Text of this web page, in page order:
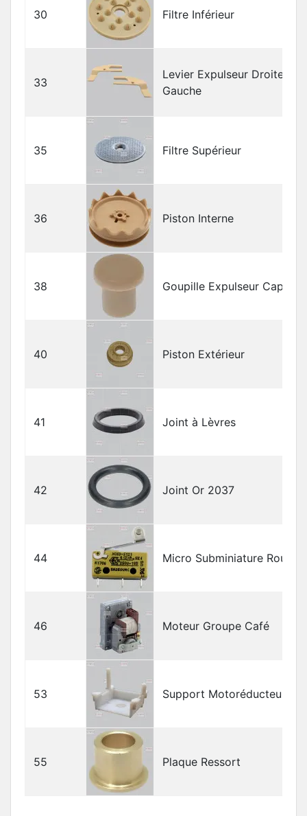
30 Filtre Inférieur
33
Levier Expulseur Droite-
Gauche
35 Filtre Supérieur
36 Piston Interne
38 Goupille Expulseur Capsule
40 Piston Extérieur
41 Joint à Lèvres
42 Joint Or 2037
44 Micro Subminiature
46 Moteur Groupe Café
53 Support Motoréducteur
55 Plaque Ressort